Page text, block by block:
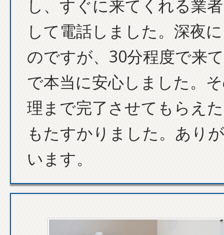
し、すぐに来てくれる業
して電話しました。深夜
のですが、30分程度で来
で本当に安心しました。
理まで完了させてもらえ
もたすかりました。あり
います。